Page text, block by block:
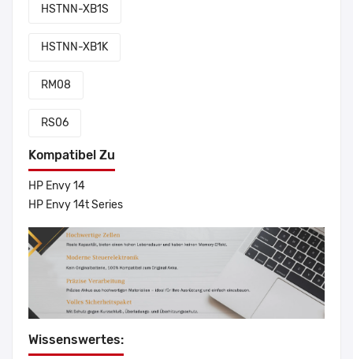
HSTNN-XB1S
HSTNN-XB1K
RM08
RS06
Kompatibel Zu
HP Envy 14
HP Envy 14t Series
Wissenswertes: